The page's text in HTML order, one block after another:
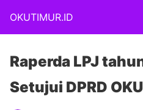
OKUTIMUR.ID
Raperda LPJ
Setujui DPRD